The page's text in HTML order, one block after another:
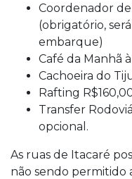
Coordenador
(obrigatório,
embarque)
Café da Manhã
Cachoeira do
Rafting
Transfer
opcional.
As ruas de Itacaré
não sendo permitido